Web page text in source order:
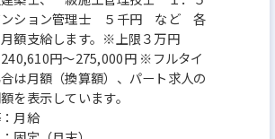
ション管理士 ５千円 など 各
額支給します。※上限３万円
円～275,000円 ※フルタイ
は月額（換算額）、パート求人の
を表示しています。
月給